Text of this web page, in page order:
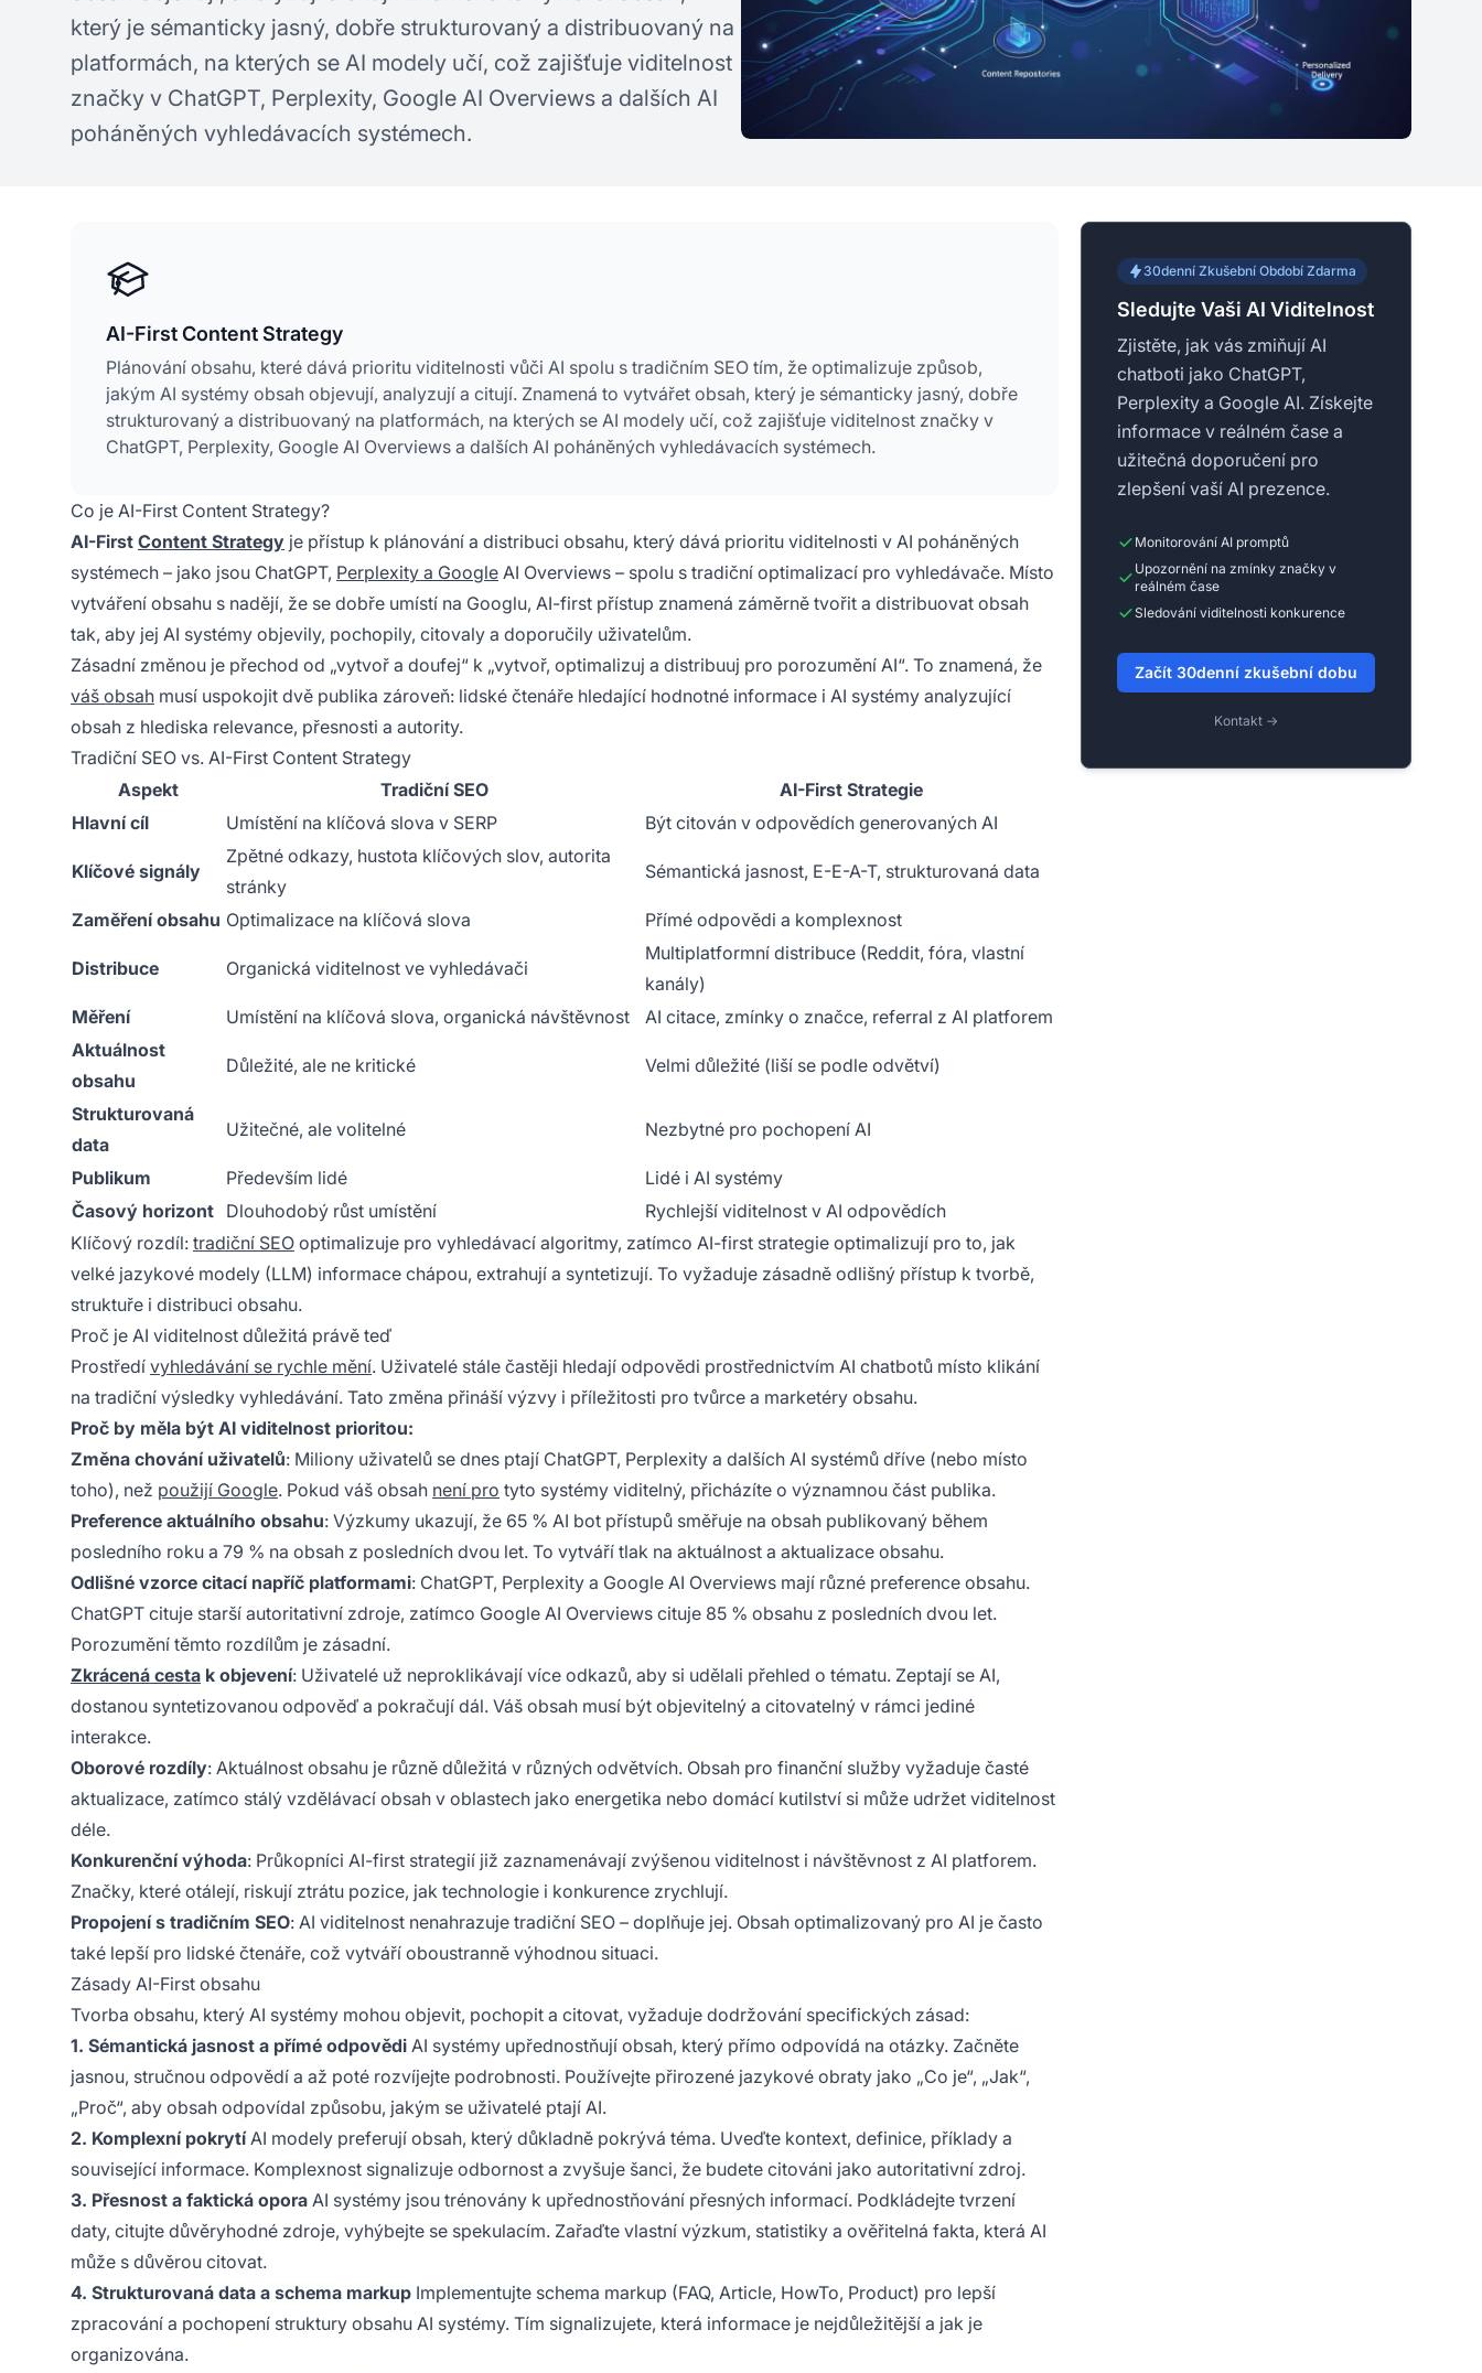
který je sémanticky jasný, dobře strukturovaný a distribuovaný na
platformách, na kterých se AI modely učí, což zajišťuje viditelnost
značky v ChatGPT, Perplexity, Google AI Overviews a dalších AI
poháněných vyhledávacích systémech.
AI-First Content Strategy
Plánování obsahu, které dává prioritu viditelnosti vůči AI spolu s tradičním SEO tím, že optimalizuje způsob,
jakým AI systémy obsah objevují, analyzují a citují. Znamená to vytvářet obsah, který je sémanticky jasný, dobře
strukturovaný a distribuovaný na platformách, na kterých se AI modely učí, což zajišťuje viditelnost značky v
ChatGPT, Perplexity, Google AI Overviews a dalších AI poháněných vyhledávacích systémech.
Co je AI-First Content Strategy?
AI-First Content Strategy je přístup k plánování a distribuci obsahu, který dává prioritu viditelnosti v AI poháněných
systémech – jako jsou ChatGPT, Perplexity a Google AI Overviews – spolu s tradiční optimalizací pro vyhledávače. Místo
vytváření obsahu s nadějí, že se dobře umístí na Googlu, AI-first přístup znamená záměrně tvořit a distribuovat obsah
tak, aby jej AI systémy objevily, pochopily, citovaly a doporučily uživatelům.
Zásadní změnou je přechod od „vytvoř a doufej“ k „vytvoř, optimalizuj a distribuuj pro porozumění AI“. To znamená, že
váš obsah musí uspokojit dvě publika zároveň: lidské čtenáře hledající hodnotné informace i AI systémy analyzující
obsah z hlediska relevance, přesnosti a autority.
Tradiční SEO vs. AI-First Content Strategy
Aspekt
Tradiční SEO
AI-First Strategie
Hlavní cíl
Umístění na klíčová slova v SERP Být citován v odpovědích generovaných AI
Klíčové signály
Zpětné odkazy, hustota klíčových slov, autorita
stránky
Sémantická jasnost, E-E-A-T, strukturovaná data
Zaměření obsahu Optimalizace na klíčová slova Přímé odpovědi a komplexnost
Distribuce Organická viditelnost ve vyhledávači
Multiplatformní distribuce (Reddit, fóra, vlastní
kanály)
Měření
Umístění na klíčová slova, organická návštěvnost
AI citace, zmínky o značce, referral z AI platforem
Aktuálnost
obsahu
Důležité, ale ne kritické Velmi důležité (liší se podle odvětví)
Strukturovaná
data
Užitečné, ale volitelné Nezbytné pro pochopení AI
Publikum Především lidé
Lidé i AI systémy
Časový horizont Dlouhodobý růst umístění
Rychlejší viditelnost v AI odpovědích
Klíčový rozdíl: tradiční SEO optimalizuje pro vyhledávací algoritmy, zatímco AI-first strategie optimalizují pro to, jak
velké jazykové modely (LLM) informace chápou, extrahují a syntetizují. To vyžaduje zásadně odlišný přístup k tvorbě,
struktuře i distribuci obsahu.
Proč je AI viditelnost důležitá právě teď
Prostředí vyhledávání se rychle mění. Uživatelé stále častěji hledají odpovědi prostřednictvím AI chatbotů místo klikání
na tradiční výsledky vyhledávání. Tato změna přináší výzvy i příležitosti pro tvůrce a marketéry obsahu.
Proč by měla být AI viditelnost prioritou:
Změna chování uživatelů: Miliony uživatelů se dnes ptají ChatGPT, Perplexity a dalších AI systémů dříve (nebo místo
toho), než použijí Google. Pokud váš obsah není pro tyto systémy viditelný, přicházíte o významnou část publika.
Preference aktuálního obsahu: Výzkumy ukazují, že 65 % AI bot přístupů směřuje na obsah publikovaný během
posledního roku a 79 % na obsah z posledních dvou let. To vytváří tlak na aktuálnost a aktualizace obsahu.
Odlišné vzorce citací napříč platformami: ChatGPT, Perplexity a Google AI Overviews mají různé preference obsahu.
ChatGPT cituje starší autoritativní zdroje, zatímco Google AI Overviews cituje 85 % obsahu z posledních dvou let.
Porozumění těmto rozdílům je zásadní.
Zkrácená cesta k objevení: Uživatelé už neproklikávají více odkazů, aby si udělali přehled o tématu. Zeptají se AI,
dostanou syntetizovanou odpověď a pokračují dál. Váš obsah musí být objevitelný a citovatelný v rámci jediné
interakce.
Oborové rozdíly: Aktuálnost obsahu je různě důležitá v různých odvětvích. Obsah pro finanční služby vyžaduje časté
aktualizace, zatímco stálý vzdělávací obsah v oblastech jako energetika nebo domácí kutilství si může udržet viditelnost
déle.
Konkurenční výhoda: Průkopníci AI-first strategií již zaznamenávají zvýšenou viditelnost i návštěvnost z AI platforem.
Značky, které otálejí, riskují ztrátu pozice, jak technologie i konkurence zrychlují.
Propojení s tradičním SEO: AI viditelnost nenahrazuje tradiční SEO – doplňuje jej. Obsah optimalizovaný pro AI je často
také lepší pro lidské čtenáře, což vytváří oboustranně výhodnou situaci.
Zásady AI-First obsahu
Tvorba obsahu, který AI systémy mohou objevit, pochopit a citovat, vyžaduje dodržování specifických zásad:
1. Sémantická jasnost a přímé odpovědi AI systémy upřednostňují obsah, který přímo odpovídá na otázky. Začněte
jasnou, stručnou odpovědí a až poté rozvíjejte podrobnosti. Používejte přirozené jazykové obraty jako „Co je“, „Jak“,
„Proč“, aby obsah odpovídal způsobu, jakým se uživatelé ptají AI.
2. Komplexní pokrytíAI modely preferují obsah, který důkladně pokrývá téma. Uveďte kontext, definice, příklady a
související informace. Komplexnost signalizuje odbornost a zvyšuje šanci, že budete citováni jako autoritativní zdroj.
3. Přesnost a faktická opora AI systémy jsou trénovány k upřednostňování přesných informací. Podkládejte tvrzení
daty, citujte důvěryhodné zdroje, vyhýbejte se spekulacím. Zařaďte vlastní výzkum, statistiky a ověřitelná fakta, která AI
může s důvěrou citovat.
4. Strukturovaná data a schema markup Implementujte schema markup (FAQ, Article, HowTo, Product) pro lepší
zpracování a pochopení struktury obsahu AI systémy. Tím signalizujete, která informace je nejdůležitější a jak je
organizována.
30denní Zkušební Období Zdarma
Sledujte Vaši AI Viditelnost
Zjistěte, jak vás zmiňují AI
chatboti jako ChatGPT,
Perplexity a Google AI. Získejte
informace v reálném čase a
užitečná doporučení pro
zlepšení vaší AI prezence.
Monitorování AI promptů
Upozornění na zmínky značky v
reálném čase
Sledování viditelnosti konkurence
Začít 30denní zkušební dobu
Kontakt →